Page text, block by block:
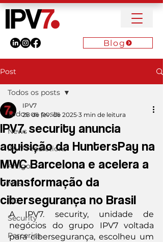
Blog
Post
Todos os posts
News
IPV7 Predictions
Artigo
NIIS
TIC
Security
Parcerias
Todos os posts
IPV7. security anuncia
aquisição da HuntersPay na
MWC Barcelona e acelera a
transformação da
cibersegurança no Brasil
IPV7
28 de fev. de 2025 3 min de leitura
A IPV7. security, unidade de
negócios do grupo IPV7 voltada
para cibersegurança, escolheu um